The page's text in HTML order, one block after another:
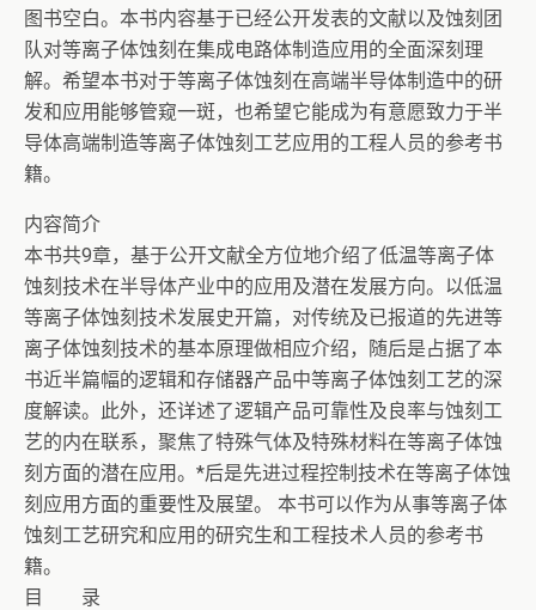
图书空白。本书内容基于已经公开发表的文献以及蚀刻团
队对等离子体蚀刻在集成电路体制造应用的全面深刻理
解。希望本书对于等离子体蚀刻在高端半导体制造中的研
发和应用能够管窥一斑，也希望它能成为有意愿致力于半
导体高端制造等离子体蚀刻工艺应用的工程人员的参考书
籍。
内容简介
本书共9章，基于公开文献全方位地介绍了低温等离子体
蚀刻技术在半导体产业中的应用及潜在发展方向。以低温
等离子体蚀刻技术发展史开篇，对传统及已报道的先进等
离子体蚀刻技术的基本原理做相应介绍，随后是占据了本
书近半篇幅的逻辑和存储器产品中等离子体蚀刻工艺的深
度解读。此外，还详述了逻辑产品可靠性及良率与蚀刻工
艺的内在联系，聚焦了特殊气体及特殊材料在等离子体蚀
刻方面的潜在应用。*后是先进过程控制技术在等离子体蚀
刻应用方面的重要性及展望。 本书可以作为从事等离子体
蚀刻工艺研究和应用的研究生和工程技术人员的参考书
籍。
目 录